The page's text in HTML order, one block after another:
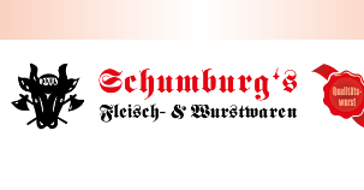
HOME
ÜBER UNS
JOBS